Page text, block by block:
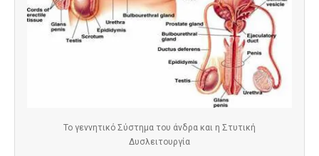
Το γεννητικό Σύστημα του άνδρα και η Στυτική
Δυσλειτουργία